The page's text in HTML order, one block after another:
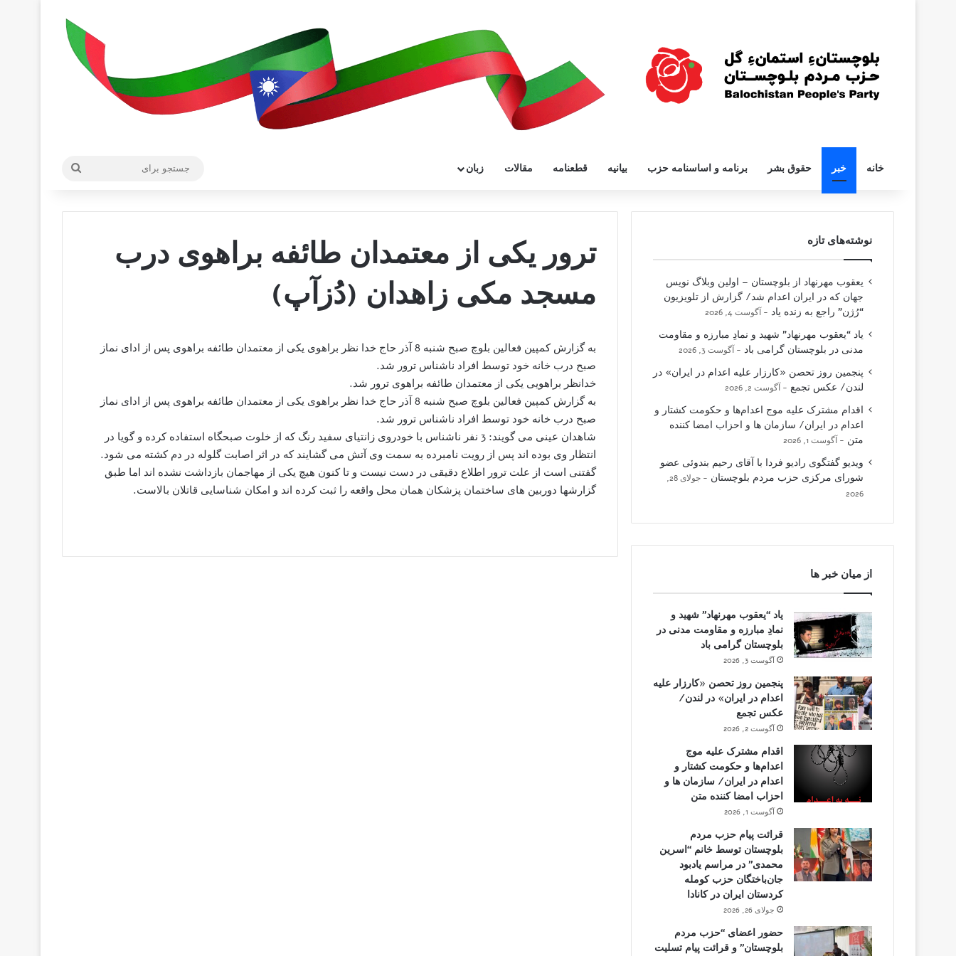
خانه خبر حقوق بشر برنامه و اساسنامه حزب بیانیه قطعنامه مقالات زبان
ترور یکی از معتمدان طائفه براهوی درب
مسجد مکی زاهدان (دُزآپ)
به گزارش کمپین فعالین بلوچ صبح شنبه 8 آذر حاج خدا نظر براهوی یکی از معتمدان طائفه براهوی پس از ادای نماز
صبح درب خانه خود توسط افراد ناشناس ترور شد.
خدانظر براهویی یکی از معتمدان طائفه براهوی ترور شد.
به گزارش کمپین فعالین بلوچ صبح شنبه 8 آذر حاج خدا نظر براهوی یکی از معتمدان طائفه براهوی پس از ادای نماز
صبح درب خانه خود توسط افراد ناشناس ترور شد.
شاهدان عینی می گویند: 3 نفر ناشناس با خودروی زانتیای سفید رنگ که از خلوت صبحگاه استفاده کرده و گویا در
انتظار وی بوده اند پس از رویت نامبرده به سمت وی آتش می گشایند که در اثر اصابت گلوله در دم کشته می شود.
گفتنی است از علت ترور اطلاع دقیقی در دست نیست و تا کنون هیچ یکی از مهاجمان بازداشت نشده اند اما طبق
گزارشها دوربین های ساختمان پزشکان همان محل واقعه را ثبت کرده اند و امکان شناسایی قاتلان بالاست.
نوشته‌های تازه
یعقوب مهرنهاد از بلوچستان – اولین وبلاگ نویس
جهان که در ایران اعدام شد/ گزارش از تلویزیون
“رُژن” راجع به زنده یاد
آگوست 4, 2026
یاد “یعقوب مهرنهاد” شهید و نمادِ مبارزه و مقاومت
مدنی در بلوچستان گرامی باد
آگوست 3, 2026
پنجمین روز تحصن «کارزار علیه اعدام در ایران» در
لندن/ عکس تجمع
آگوست 2, 2026
اقدام مشترک علیه موج اعدام‌ها و حکومت کشتار و
اعدام در ایران/ سازمان ها و احزاب امضا کننده
متن
آگوست 1, 2026
ویدیو گفتگوی رادیو فردا با آقای رحیم بندوئی عضو
شورای مرکزی حزب مردم بلوچستان
جولای 28,
2026
از میان خبر ها
یاد “یعقوب مهرنهاد” شهید و
نمادِ مبارزه و مقاومت مدنی در
بلوچستان گرامی باد
آگوست 3, 2026
پنجمین روز تحصن «کارزار علیه
اعدام در ایران» در لندن/
عکس تجمع
آگوست 2, 2026
اقدام مشترک علیه موج
اعدام‌ها و حکومت کشتار و
اعدام در ایران/ سازمان ها و
احزاب امضا کننده متن
آگوست 1, 2026
قرائت پیام حزب مردم
بلوچستان توسط خانم “اسرین
محمدی” در مراسم یادبود
جان‌باختگان حزب کومله
کردستان ایران در کانادا
جولای 26, 2026
حضور اعضای “حزب مردم
بلوچستان” و قرائت پیام تسلیت